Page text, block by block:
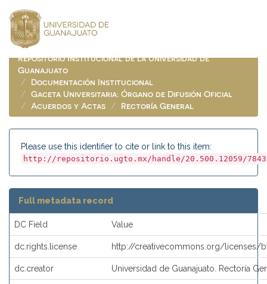
navigation
Repositorio Institucional de la Universidad de
Guanajuato
Documentación Institucional
Gaceta Universitaria: Órgano de Difusión Oficial
Acuerdos y Actas
Rectoría General
Please use this identifier to cite or link to this item:
http://repositorio.ugto.mx/handle/20.500.12059/7843
Full metadata record
DC Field Value
dc.rights.license http://creativecommons.org/licenses/
dc.creator Universidad de Guanajuato. Rectoría